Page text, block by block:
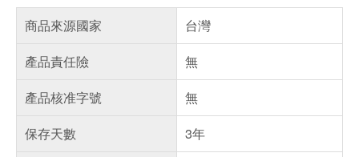
商品來源國家
台灣
產品責任險
無
產品核准字號
無
保存天數
3年